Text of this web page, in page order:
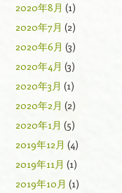
2020年8月 (1)
2020年7月 (2)
2020年6月 (3)
2020年4月 (3)
2020年3月 (1)
2020年2月 (2)
2020年1月 (5)
2019年12月 (4)
2019年11月 (1)
2019年10月 (1)